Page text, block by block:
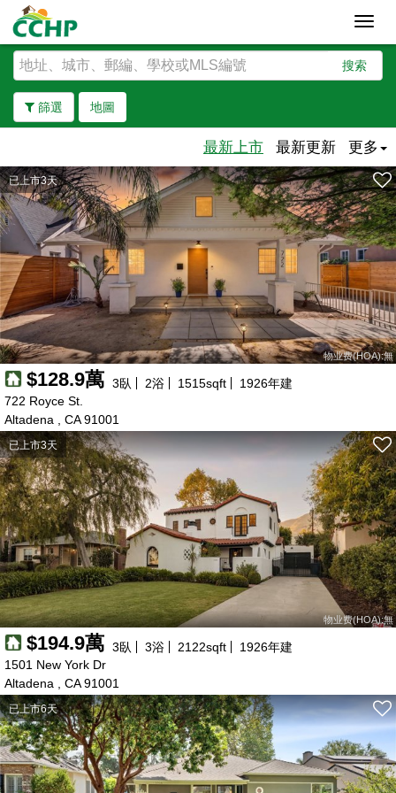
搜索
篩選 地圖
195萬
129萬 69萬
90萬
140萬
120萬
46萬
85萬
80萬
98萬
55萬
150萬
135萬
70萬
220萬
154萬
90萬
170萬
69萬
150萬
58萬
178萬
153萬
299萬
80萬
169萬
85萬
75萬
200萬
144萬
72萬
295萬
78萬
67萬
150萬
140萬
120萬
220萬
400萬
120萬
125萬
123萬
60萬
515萬
150萬
99萬
90萬
43萬
120萬
150萬
150萬
170萬
222萬
160萬
190萬
96萬
88萬
64萬
170萬
75萬
70萬
170萬 245萬
75萬
50萬
17萬
200萬
110萬
75萬
58萬
70萬
178萬
274萬
115萬
70萬
230萬
57萬
170萬
140萬
110萬
540萬
200萬
200萬
100萬
70萬
99萬
165萬
180萬
168萬
240萬
去除邊界
最新上市 最新更新 更多
已上市3天
物业费(HOA):無
$128.9萬 3臥 2浴 1515sqft 1926年建
722 Royce St.
Altadena , CA 91001
已上市3天
物业费(HOA):無
$194.9萬 3臥 3浴 2122sqft 1926年建
1501 New York Dr
Altadena , CA 91001
已上市6天